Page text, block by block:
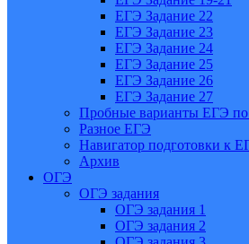
ЕГЭ Задание 22
ЕГЭ Задание 23
ЕГЭ Задание 24
ЕГЭ Задание 25
ЕГЭ Задание 26
ЕГЭ Задание 27
Пробные варианты ЕГЭ
Разное ЕГЭ
Навигатор подготовки к
Архив
ОГЭ
ОГЭ задания
ОГЭ задания 1
ОГЭ задания 2